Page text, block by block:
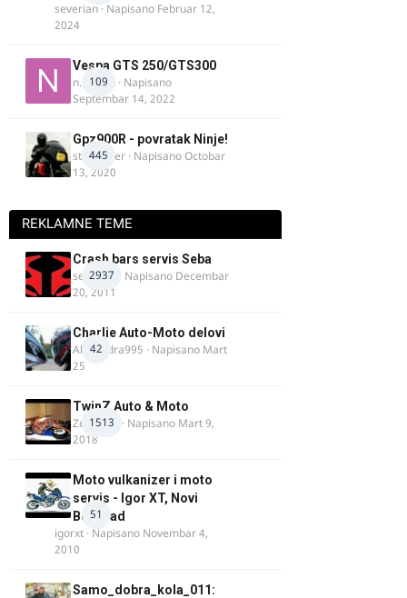
severian · Napisano Februar 12,
2024
109
Vespa GTS 250/GTS300
n.martin · Napisano
Septembar 14, 2022
445
Gpz900R - povratak Ninje!
stari roker · NapisanoOctobar
13, 2020
REKLAMNE TEME
2937
Crash bars servis Seba
seba011 · Napisano Decembar
20, 2011
42
Charlie Auto-Moto delovi
Alexandra995 · Napisano Mart
25
1513
TwinZ Auto & Moto
Zeljkamp · Napisano Mart 9,
2018
51
Moto vulkanizer i moto
servis - Igor XT, Novi
Beograd
igorxt · Napisano Novembar 4,
2010
Samo_dobra_kola_011: